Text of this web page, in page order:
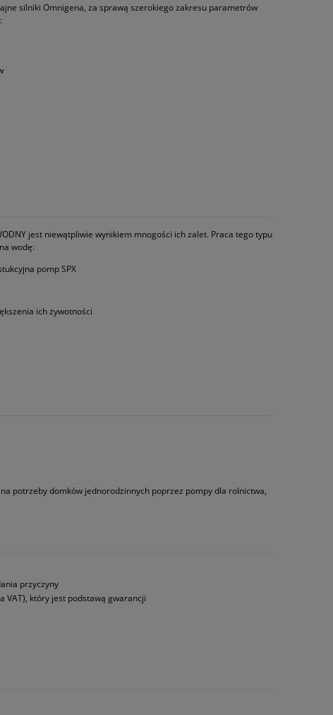
silniki Omnigena, za sprawą szerokiego zakresu parametrów
jest niewątpliwie wynikiem mnogości ich zalet. Praca tego typu
wodę:
pomp SPX
ich żywotności
potrzeby domków jednorodzinnych poprzez pompy dla rolnictwa,
przyczyny
VAT), który jest podstawą gwarancji